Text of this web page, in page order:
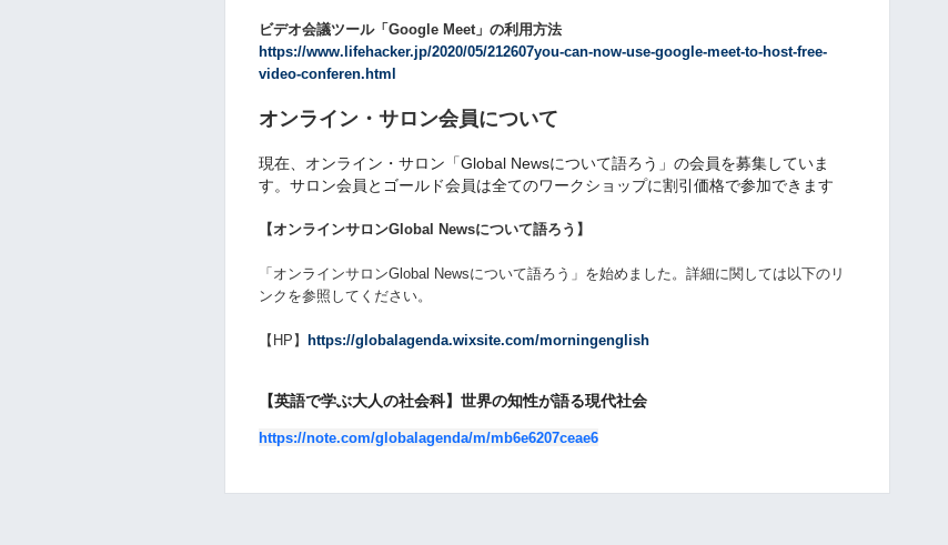
ビデオ会議ツール「Google Meet」の利用方法
https://www.lifehacker.jp/2020/05/212607you-can-now-use-google-meet-to-host-free-
video-conferen.html
オンライン・サロン会員について
現在、オンライン・サロン「Global Newsについて語ろう」の会員を募集していま
す。サロン会員とゴールド会員は全てのワークショップに割引価格で参加できます
【オンラインサロンGlobal Newsについて語ろう】
「 オンラインサロンGlobal Newsについて語ろう 」を始めました。詳細に関しては以下のリ
ンクを参照してください。
【HP】 https://globalagenda.wixsite.com/morningenglish
【英語で学ぶ大人の社会科】世界の知性が語る現代社会
https://note.com/globalagenda/m/mb6e6207ceae6